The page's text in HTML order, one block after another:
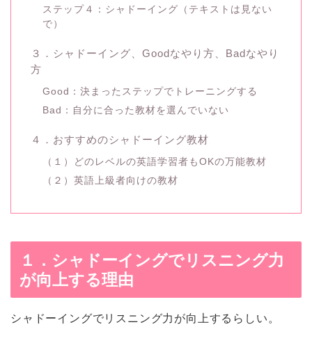
ステップ４：シャドーイング（テキストは見ない
で）
３．シャドーイング、Goodなやり方、Badなやり
方
Good：決まったステップでトレーニングする
Bad：自分に合った教材を選んでいない
４．おすすめのシャドーイング教材
（１）どのレベルの英語学習者もOKの万能教材
（２）英語上級者向けの教材
１．シャドーイングでリスニング力
が向上する理由
シャドーイングでリスニング力が向上するらしい。